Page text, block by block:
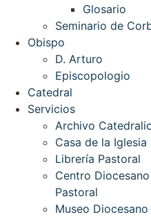
Glosario
Seminario de
Obispo
D. Arturo
Episcopologio
Catedral
Servicios
Archivo
Casa de la Iglesia
Librería Pastoral
Centro
Pastoral
Museo